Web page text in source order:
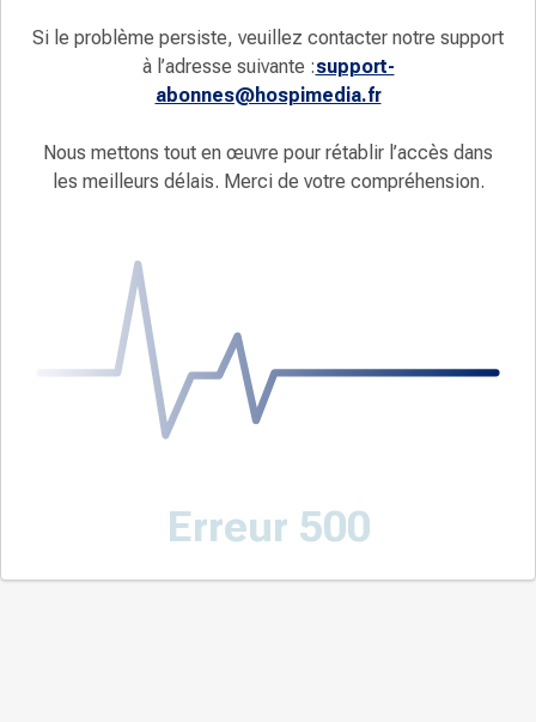
Si le problème persiste, veuillez contacter notre support
à l’adresse suivante :support-
abonnes@hospimedia.fr
Nous mettons tout en œuvre pour rétablir l’accès dans
les meilleurs délais. Merci de votre compréhension.
Erreur 500